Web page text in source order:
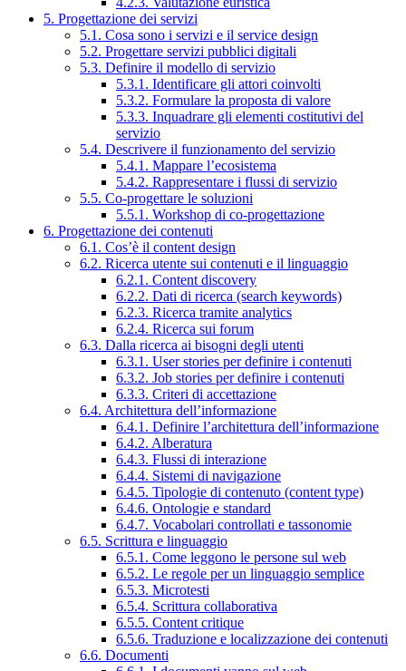
5. Progettazione dei servizi
5.1. Cosa sono i servizi e il service design
5.2. Progettare servizi pubblici digitali
5.3. Definire il modello di servizio
5.3.1. Identificare gli attori coinvolti
5.3.2. Formulare la proposta di valore
5.3.3. Inquadrare gli elementi costitutivi del
servizio
5.4. Descrivere il funzionamento del servizio
5.4.1. Mappare l’ecosistema
5.4.2. Rappresentare i flussi di servizio
5.5. Co-progettare le soluzioni
5.5.1. Workshop di co-progettazione
6. Progettazione dei contenuti
6.1. Cos’è il content design
6.2. Ricerca utente sui contenuti e il linguaggio
6.2.1. Content discovery
6.2.2. Dati di ricerca (search keywords)
6.2.3. Ricerca tramite analytics
6.2.4. Ricerca sui forum
6.3. Dalla ricerca ai bisogni degli utenti
6.3.1. User stories per definire i contenuti
6.3.2. Job stories per definire i contenuti
6.3.3. Criteri di accettazione
6.4. Architettura dell’informazione
6.4.1. Definire l’architettura dell’informazione
6.4.2. Alberatura
6.4.3. Flussi di interazione
6.4.4. Sistemi di navigazione
6.4.5. Tipologie di contenuto (content type)
6.4.6. Ontologie e standard
6.4.7. Vocabolari controllati e tassonomie
6.5. Scrittura e linguaggio
6.5.1. Come leggono le persone sul web
6.5.2. Le regole per un linguaggio semplice
6.5.3. Microtesti
6.5.4. Scrittura collaborativa
6.5.5. Content critique
6.5.6. Traduzione e localizzazione dei contenuti
6.6. Documenti